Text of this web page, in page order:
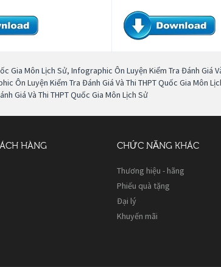
Gia Môn Lịch Sử, Infographic Ôn Luyện Kiểm Tra Đánh Giá
Ôn Luyện Kiểm Tra Đánh Giá Và Thi THPT Quốc Gia Môn
Giá Và Thi THPT Quốc Gia Môn Lịch Sử
HÀNG CHỨC NĂNG KHÁC
Thương hiệu - hãng
Phiếu quà tặng
Đại lý
Khuyến mãi